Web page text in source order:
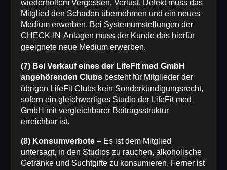
wiederholtem Vergessen, Verlust, Defekt muss das
Mitglied den Schaden übernehmen und ein neues
Medium erwerben. Bei Systemumstellungen der
CHECK-IN-Anlagen muss der Kunde das hierfür
geeignete neue Medium erwerben.
(7) Bei Verkauf eines der LifeFit med GmbH
angehörenden Clubsbesteht für Mitglieder der
übrigen LifeFit Clubs kein Sonderkündigungsrecht,
sofern ein gleichwertiges Studio der LifeFit med
GmbH mit vergleichbarer Beitragsstruktur
erreichbar ist.
(8) Konsumverbote– Es ist dem Mitglied
untersagt, in den Studios zu rauchen, alkoholische
Getränke und Suchtgifte zu konsumieren. Ferner ist